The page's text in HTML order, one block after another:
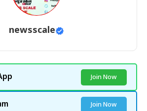
newsscale
Join Now
Join Now